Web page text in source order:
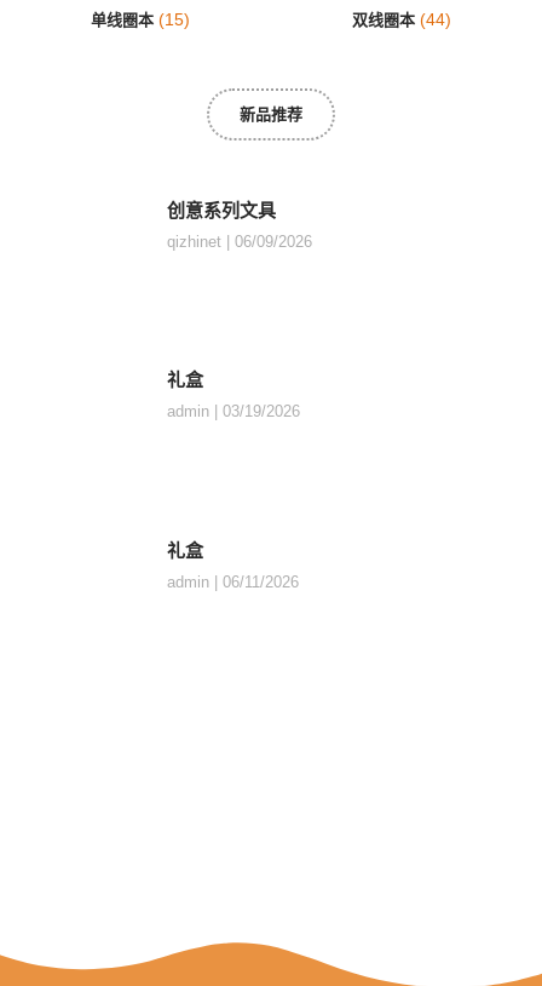
单线圈本 (15) 双线圈本(44)
新品推荐
创意系列文具
qizhinet 06/09/2026
礼盒
admin 03/19/2026
礼盒
admin 06/11/2026